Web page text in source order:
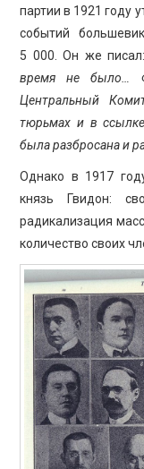
партии в 1921 году
событий
5 000. Он же писал:
время не было…
Центральный
тюрьмах и в
была разбросана и
Однако в 1917
князь Гвидон:
радикализация
количество своих